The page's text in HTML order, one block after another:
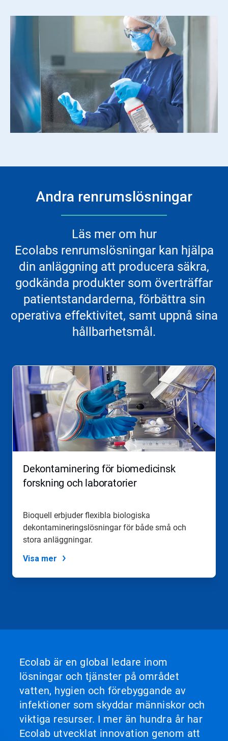
Andra renrumslösningar
Läs mer om hur
Ecolabs renrumslösningar kan hjälpa
din anläggning att producera säkra,
godkända produkter som överträffar
patientstandarderna, förbättra sin
operativa effektivitet, samt uppnå sina
hållbarhetsmål.
Dekontaminering för biomedicinsk
forskning och laboratorier
Bioquell erbjuder flexibla biologiska
dekontamineringslösningar för både små och
stora anläggningar.
Visa mer
Ecolab är en global ledare inom
lösningar och tjänster på området
vatten, hygien och förebyggande av
infektioner som skyddar människor och
viktiga resurser. I mer än hundra år har
Ecolab utvecklat innovation genom att